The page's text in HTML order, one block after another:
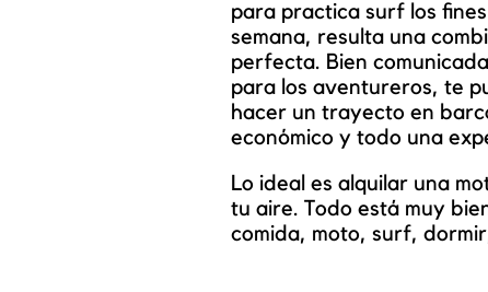
para practica surf los
semana, resulta una
perfecta. Bien
para los aventureros, te
hacer un trayecto en
económico y todo una
Lo ideal es alquilar una
tu aire. Todo está muy
comida, moto, surf,